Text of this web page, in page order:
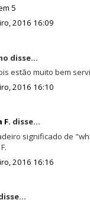
5
2016 16:09
disse...
estão muito bem
2016 16:10
F. disse...
significado de
2016 16:16